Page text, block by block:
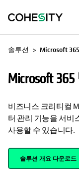
솔루션 Microsoft 365
Microsoft
비즈니스 크리티컬
터 관리 기능을 서비
사용할 수 있습니다.
솔루션 개요 다운로드
OPENS IN